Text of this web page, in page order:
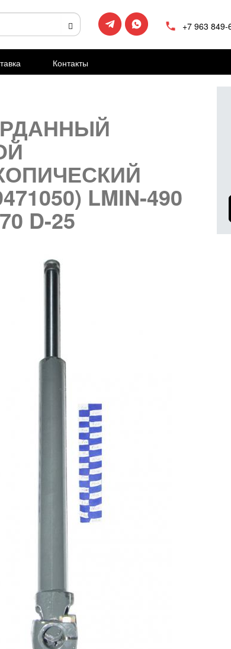
+7 963 849-
Контакты
LMIN-490
D-25